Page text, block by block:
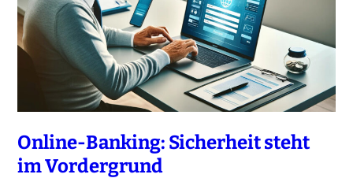
Online-Banking: Sicherheit steht
im Vordergrund